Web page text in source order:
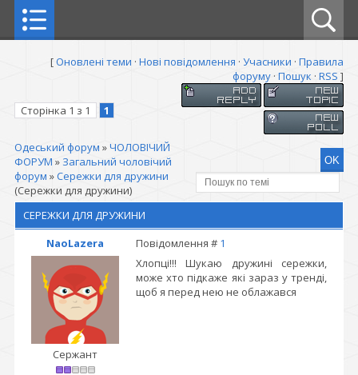
[Оновлені теми · Нові повідомлення · Учасники · Правила
форуму · Пошук · RSS ]
Сторінка 1 з 1 1
Одеський форум »ЧОЛОВІЧИЙ
ФОРУМ » Загальний чоловічий
форум »Сережки для дружини
(Сережки для дружини)
СЕРЕЖКИ ДЛЯ ДРУЖИНИ
NaoLazera
Повідомлення # 1
Сержант
Хлопці!!! Шукаю дружині сережки,
може хто підкаже які зараз у тренді,
щоб я перед нею не облажався